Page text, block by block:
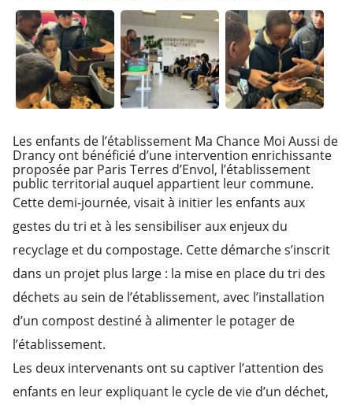
Les enfants de l’établissement Ma Chance Moi Aussi de
Drancy ont bénéficié d’une intervention enrichissante
proposée par Paris Terres d’Envol, l’établissement
public territorial auquel appartient leur commune.
Cette demi-journée, visait à initier les enfants aux
gestes du tri et à les sensibiliser aux enjeux du
recyclage et du compostage. Cette démarche s’inscrit
dans un projet plus large : la mise en place du tri des
déchets au sein de l’établissement, avec l’installation
d’un compost destiné à alimenter le potager de
l’établissement.
Les deux intervenants ont su captiver l’attention des
enfants en leur expliquant le cycle de vie d’un déchet,